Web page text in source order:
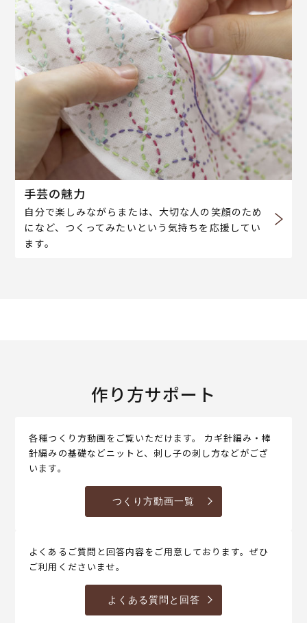
手芸の魅力
自分で楽しみながらまたは、大切な人の笑顔のため
になど、つくってみたいという気持ちを応援してい
ます。
作り方サポート
各種つくり方動画をご覧いただけます。 カギ針編み・棒
針編みの基礎などニットと、刺し子の刺し方などがござ
います。
つくり方動画一覧
よくあるご質問と回答内容をご用意しております。ぜひ
ご利用くださいませ。
よくある質問と回答